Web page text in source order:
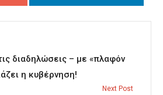
διαδηλώσεις – με «πλαφόν
η κυβέρνηση!
Next Post